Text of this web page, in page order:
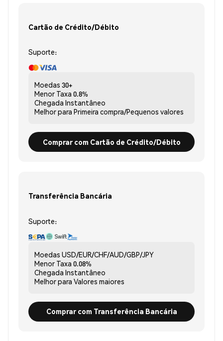
Cartão de Crédito/Débito
Suporte:
Moedas 30+
Menor Taxa 0.8%
Chegada Instantâneo
Melhor para Primeira compra/Pequenos valores
Comprar com Cartão de Crédito/Débito
Transferência Bancária
Suporte:
Moedas USD/EUR/CHF/AUD/GBP/JPY
Menor Taxa 0.08%
Chegada Instantâneo
Melhor para Valores maiores
Comprar com Transferência Bancária